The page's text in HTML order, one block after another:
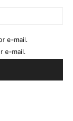
e-mail.
e-mail.